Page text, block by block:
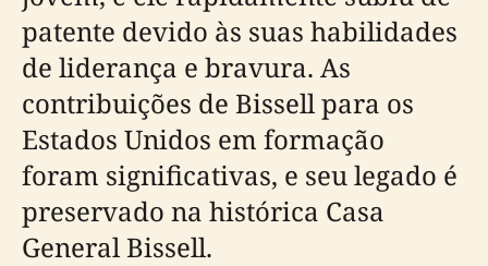
patente devido às suas habilidades
de liderança e bravura. As
contribuições de Bissell para os
Estados Unidos em formação
foram significativas, e seu legado é
preservado na histórica Casa
General Bissell.